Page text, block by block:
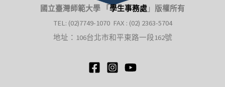
國立臺灣師範大學 「 學生事務處 」 版權所有
TEL: (02)7749-1070 FAX : (02) 2363-5704
地址：106台北市和平東路一段162號